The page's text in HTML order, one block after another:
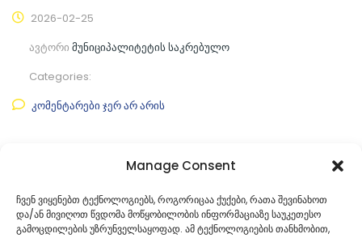
Manage Consent
ჩვენ ვიყენებთ ტექნოლოგიებს, როგორიცაა ქუქები, რათა შევინახოთ
და/ან მივიღოთ წვდომა მოწყობილობის ინფორმაციაზე საუკეთესო
გამოცდილების უზრუნველსაყოფად. ამ ტექნოლოგიების თანხმობით,
2026-02-25
ავტორი მუნიციპალიტეტის საკრებულო
Categories:
კომენტარები ჯერ არ არის
ფაილის ნახვა
ფაილის ტიპი:pdf
კატეგორიასაკრებულოს პროექტები